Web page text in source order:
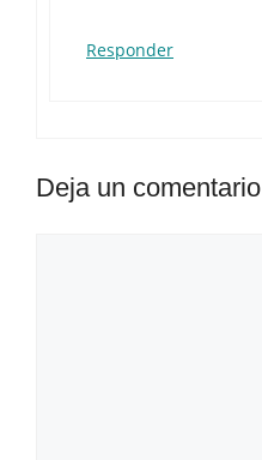
Responder
Deja un comentario